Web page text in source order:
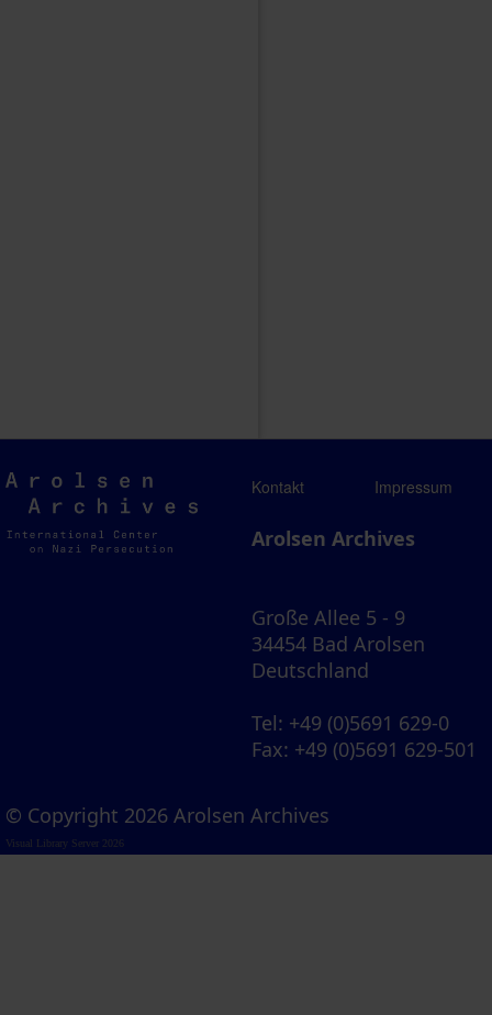
Arolsen
Archives
Kontakt Impressum
Arolsen Archives
Große Allee 5 - 9
34454 Bad Arolsen
Deutschland
Tel: +49 (0)5691 629-0
Fax: +49 (0)5691 629-501
© Copyright 2026 Arolsen Archives
Visual Library Server 2026